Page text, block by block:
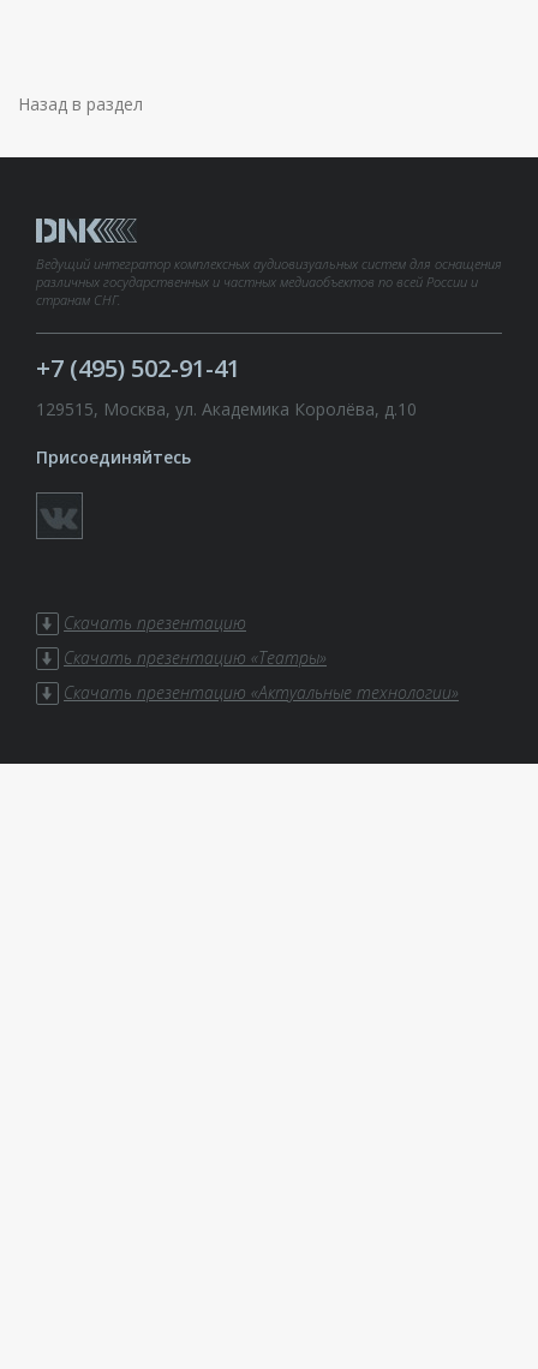
Назад в раздел
Ведущий интегратор комплексных аудиовизуальных систем для оснащения
различных государственных и частных медиаобъектов по всей России и
странам СНГ.
+7 (495) 502-91-41
129515, Москва, ул. Академика Королёва, д.10
Присоединяйтесь
Скачать презентацию
Скачать презентацию «Театры»
Скачать презентацию «Актуальные технологии»